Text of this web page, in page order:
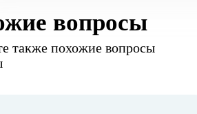
вопросы
также похожие вопросы